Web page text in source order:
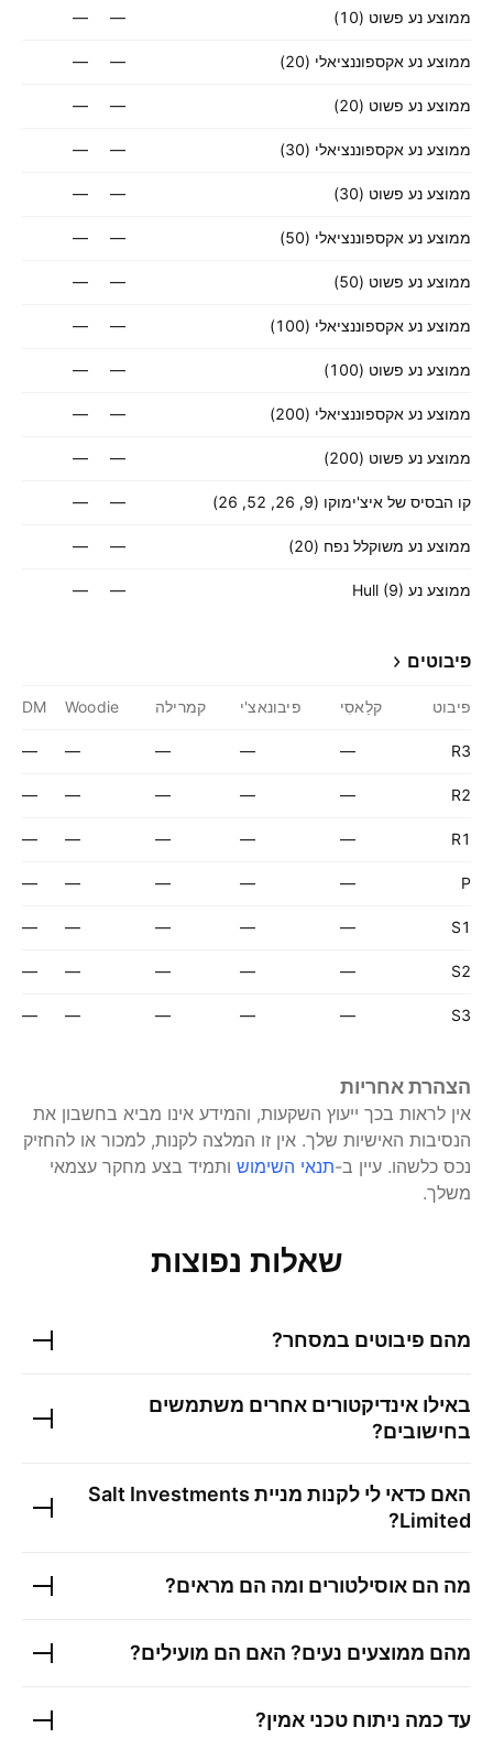
ממוצע נע פשוט (10) —
—
ממוצע נע אקספוננציאלי (20) —
—
ממוצע נע פשוט (20) —
—
ממוצע נע אקספוננציאלי (30) —
—
ממוצע נע פשוט (30) —
—
ממוצע נע אקספוננציאלי (50) —
—
ממוצע נע פשוט (50) —
—
ממוצע נע אקספוננציאלי (100) —
—
ממוצע נע פשוט (100) —
—
ממוצע נע אקספוננציאלי (200) —
—
ממוצע נע פשוט (200) —
—
קו הבסיס של איצ'ימוקו (9, 26, 52, 26) —
—
ממוצע נע משוקלל נפח (20) —
—
ממוצע נע Hull (9) —
—
פיבוטים
פיבוט קלַאסִי פיבונאצ'י קמרילה Woodie
DM
R3
—
—
—
—
—
R2
—
—
—
—
—
R1
—
—
—
—
—
P
—
—
—
—
—
S1
—
—
—
—
—
S2
—
—
—
—
—
S3
—
—
—
—
—
הצהרת אחריות
אין לראות בכך ייעוץ השקעות, והמידע אינו מביא בחשבון את
הנסיבות האישיות שלך. אין זו המלצה לקנות, למכור או להחזיק
נכס כלשהו. עיין ב-תנאי השימוש ותמיד בצע מחקר עצמאי
משלך.
שאלות נפוצות
מהם פיבוטים במסחר?
באילו אינדיקטורים אחרים משתמשים
בחישובים?
האם כדאי לי לקנות מניית Salt Investments
Limited
?
מה הם אוסילטורים ומה הם מראים?
מהם ממוצעים נעים? האם הם מועילים?
עד כמה ניתוח טכני אמין?